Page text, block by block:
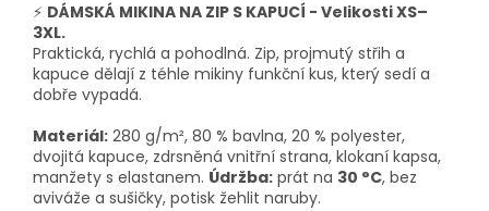
⚡ DÁMSKÁ MIKINA NA ZIP S KAPUCÍ - Velikosti XS–
3XL.
Praktická, rychlá a pohodlná. Zip, projmutý střih a
kapuce dělají z téhle mikiny funkční kus, který sedí a
dobře vypadá.
Materiál: 280 g/m², 80 % bavlna, 20 % polyester,
dvojitá kapuce, zdrsněná vnitřní strana, klokaní kapsa,
manžety s elastanem. Údržba: prát na 30 °C, bez
aviváže a sušičky, potisk žehlit naruby.